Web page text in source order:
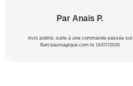
Par Anaïs P.
Avis publié, suite à une commande passée sur
Berceaumagique.com le 16/07/2026